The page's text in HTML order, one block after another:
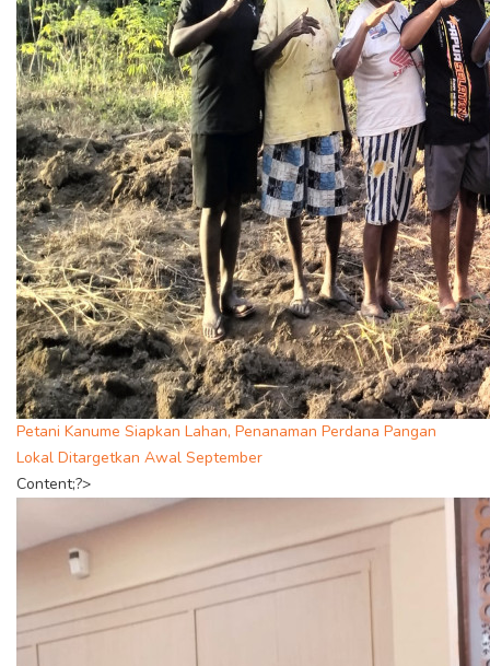
Petani Kanume Siapkan Lahan, Penanaman Perdana Pangan
Lokal Ditargetkan Awal September
Content;?>